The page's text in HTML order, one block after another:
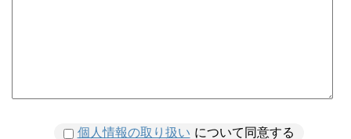
個人情報の取り扱い について同意する